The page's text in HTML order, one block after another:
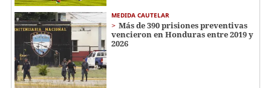
MEDIDA CAUTELAR
Más de 390 prisiones preventivas
vencieron en Honduras entre 2019 y
2026